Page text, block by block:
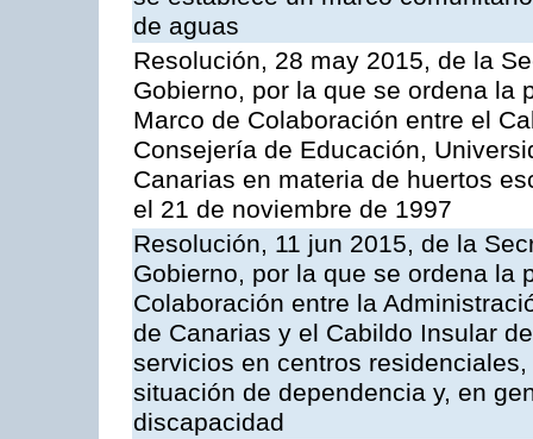
de aguas
Resolución, 28 may 2015, de la
Gobierno, por la que se ordena la
Marco de Colaboración entre el
Consejería de Educación,
Canarias en materia de huertos
el 21 de noviembre de 1997
Resolución, 11 jun 2015, de la
Gobierno, por la que se ordena la
Colaboración entre la
de Canarias y el Cabildo Insular
servicios en centros
situación de dependencia y, en
discapacidad